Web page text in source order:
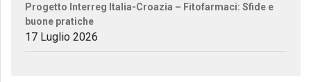
Progetto Interreg Italia-Croazia – Fitofarmaci: Sfide e
buone pratiche
17 Luglio 2026